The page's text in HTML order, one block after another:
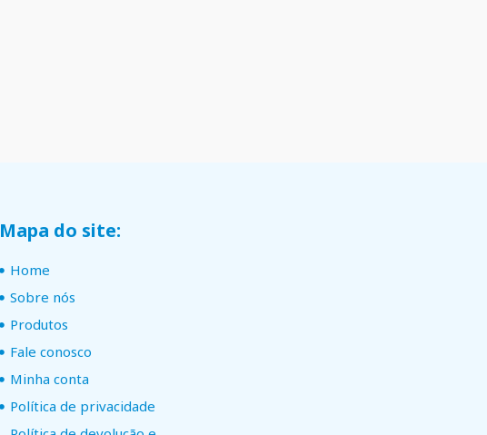
Mapa do site:
Home
Sobre nós
Produtos
Fale conosco
Minha conta
Política de privacidade